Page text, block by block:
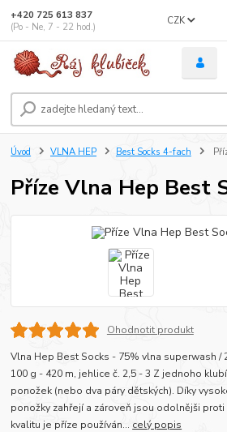
CZK
+420 725 613 837
(Po - Ne, 7 - 22 hod.)
Úvod VLNA HEP Best Socks 4-fach
Příze Vlna Hep Best
Ohodnotit produkt
Vlna Hep Best Socks - 75% vlna superwash /
100 g - 420 m, jehlice č. 2,5 - 3 Z jednoho
ponožek (nebo dva páry dětských). Díky
ponožky zahřejí a zároveň jsou odolnějši
kvalitu je příze používán... celý popis